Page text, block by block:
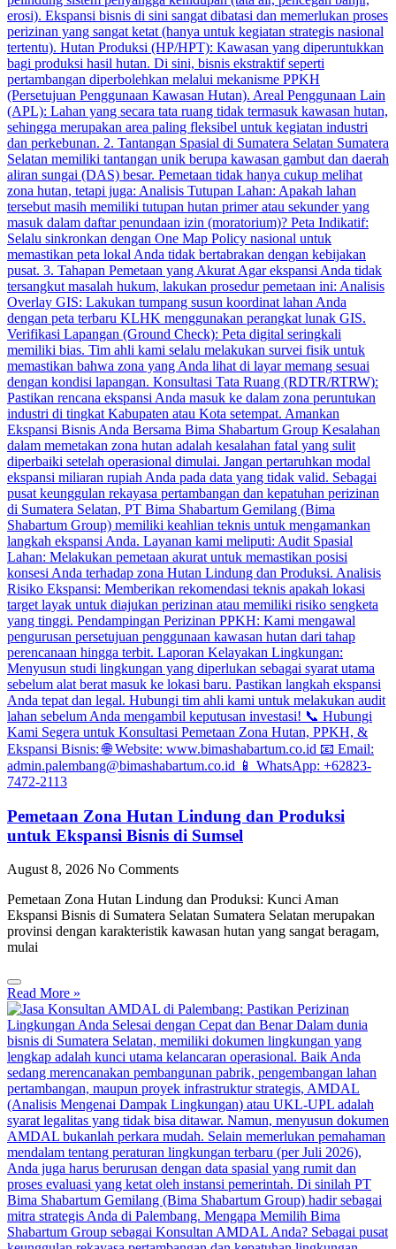
Pemetaan Zona Hutan Lindung dan Produksi
untuk Ekspansi Bisnis di Sumsel
August 8, 2026 No Comments
Pemetaan Zona Hutan Lindung dan Produksi: Kunci Aman
Ekspansi Bisnis di Sumatera Selatan Sumatera Selatan merupakan
provinsi dengan karakteristik kawasan hutan yang sangat beragam,
mulai
Read More »